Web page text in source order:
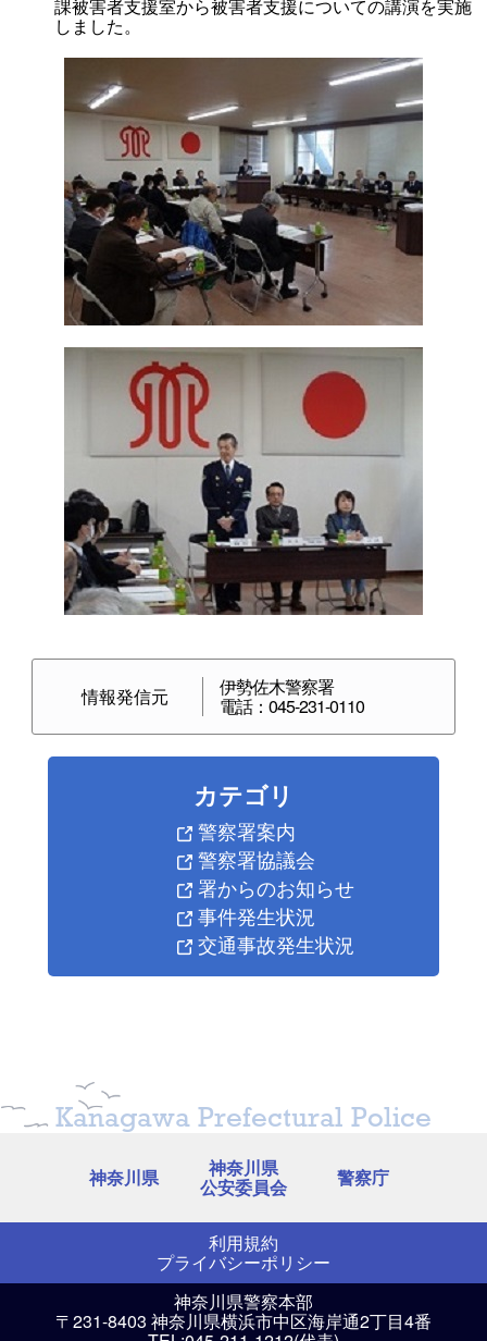
課被害者支援室から被害者支援についての講演を実施
しました。
情報発信元 伊勢佐木警察署
電話：045-231-0110
カテゴリ
警察署案内
警察署協議会
署からのお知らせ
事件発生状況
交通事故発生状況
Kanagawa Prefectural Police
神奈川県 神奈川県
公安委員会 警察庁
利用規約
プライバシーポリシー
神奈川県警察本部
〒231-8403 神奈川県横浜市中区海岸通2丁目4番